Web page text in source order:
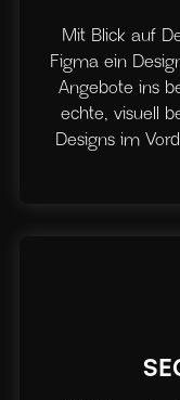
Mit Blick auf
Figma ein
Angebote ins
echte, visuell
Designs im